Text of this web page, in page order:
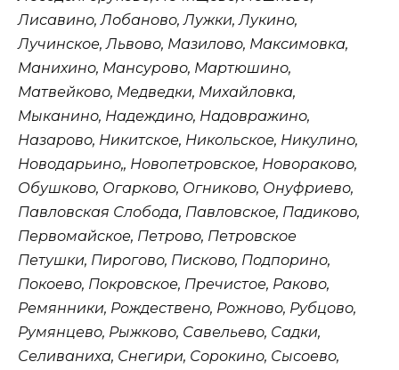
Лисавино, Лобаново, Лужки, Лукино,
Лучинское, Львово, Мазилово, Максимовка,
Манихино, Мансурово, Мартюшино,
Матвейково, Медведки, Михайловка,
Мыканино, Надеждино, Надовражино,
Назарово, Никитское, Никольское, Никулино,
Новодарьино,, Новопетровское, Новораково,
Обушково, Огарково, Огниково, Онуфриево,
Павловская Слобода, Павловское, Падиково,
Первомайское, Петрово, Петровское
Петушки, Пирогово, Писково, Подпорино,
Покоево, Покровское, Пречистое, Раково,
Ремянники, Рождествено, Рожново, Рубцово,
Румянцево, Рыжково, Савельево, Садки,
Селиваниха, Снегири, Сорокино, Сысоево,